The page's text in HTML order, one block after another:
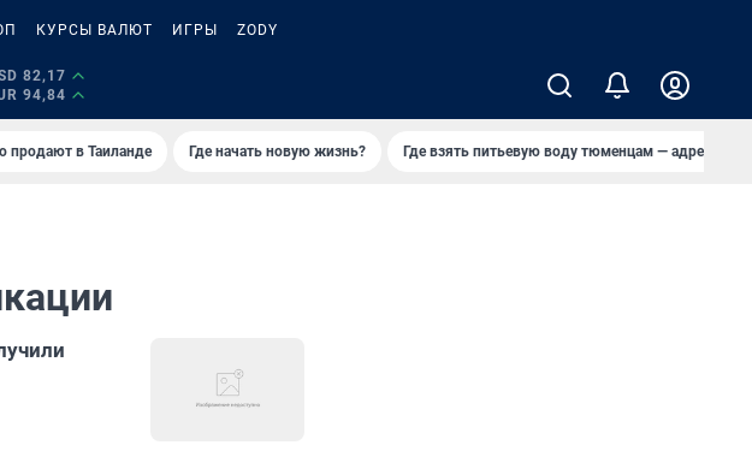
КУРСЫ ВАЛЮТ ИГРЫ ZODY
82,17
94,84
продают в Таиланде Где начать новую жизнь? Где взять питьевую воду тюменцам — адреса